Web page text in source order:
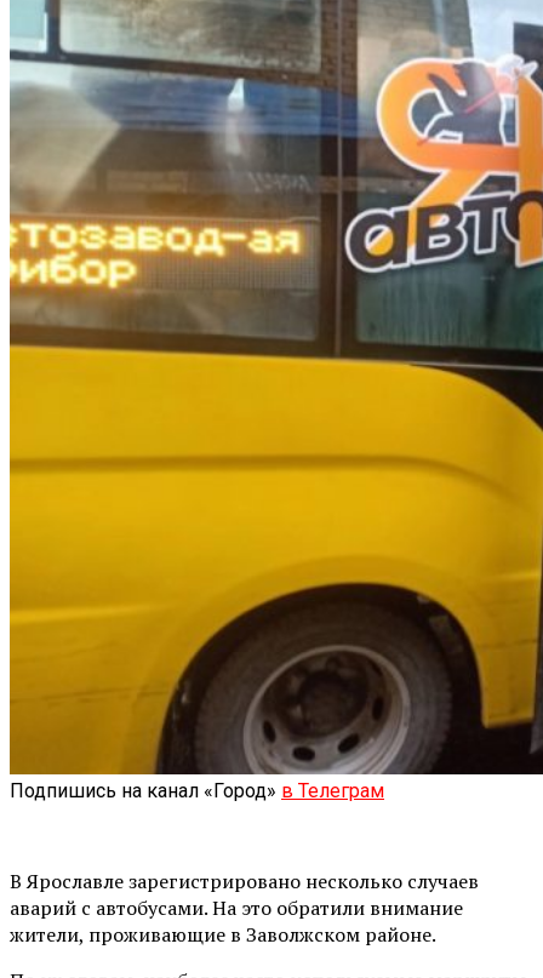
Подпишись на канал «Город» в Телеграм
В Ярославле зарегистрировано несколько случаев
аварий с автобусами. На это обратили внимание
жители, проживающие в Заволжском районе.